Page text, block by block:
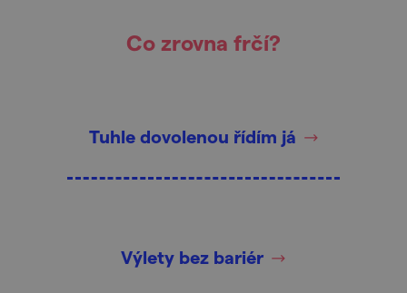
Co zrovna frčí?
Tuhle dovolenou řídím já
Výlety bez bariér